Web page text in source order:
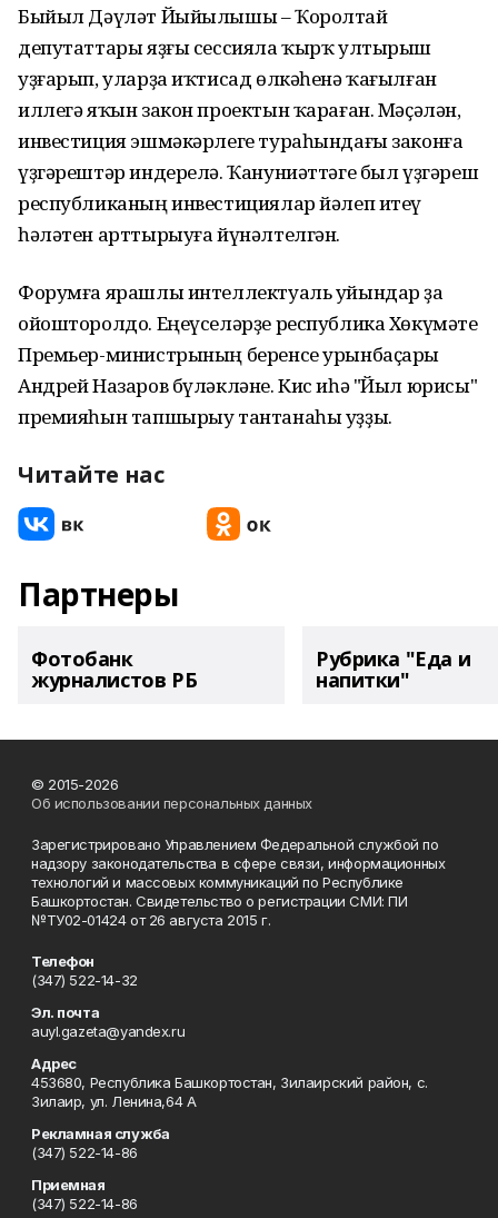
Быйыл Дәүләт Йыйылышы – Ҡоролтай
депутаттары яҙғы сессияла ҡырҡ ултырыш
уҙғарып, уларҙа иҡтисад өлкәһенә ҡағылған
иллегә яҡын закон проектын ҡараған. Мәҫәлән,
инвестиция эшмәкәрлеге тураһындағы законға
үҙгәрештәр индерелә. Ҡануниәттәге был үҙгәреш
республиканың инвестициялар йәлеп итеү
һәләтен арттырыуға йүнәлтелгән.
Форумға ярашлы интеллектуаль уйындар ҙа
ойошторолдо. Еңеүселәрҙе республика Хөкүмәте
Премьер-министрының беренсе урынбаҫары
Андрей Назаров бүләкләне. Кис иһә "Йыл юрисы"
премияһын тапшырыу тантанаһы уҙҙы.
Читайте нас
Партнеры
Фотобанк
журналистов РБ
Рубрика "Еда и
напитки"
© 2015-2026
Об использовании персональных данных
Зарегистрировано Управлением Федеральной службой по
надзору законодательства в сфере связи, информационных
технологий и массовых коммуникаций по Республике
Башкортостан. Свидетельство о регистрации СМИ: ПИ
№ТУ02-01424 от 26 августа 2015 г.
Телефон
(347) 522-14-32
Эл. почта
auyl.gazeta@yandex.ru
Адрес
453680, Республика Башкортостан, Зилаирский район, с.
Зилаир, ул. Ленина,64 А
Рекламная служба
(347) 522-14-86
Приемная
(347) 522-14-86